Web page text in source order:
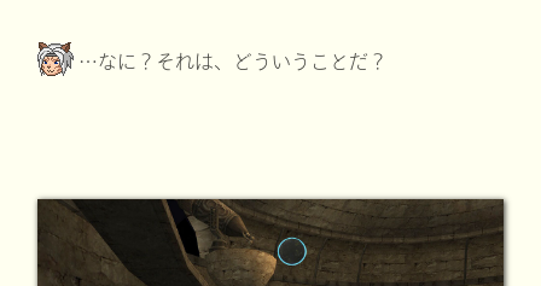
…なに？それは、どういうことだ？